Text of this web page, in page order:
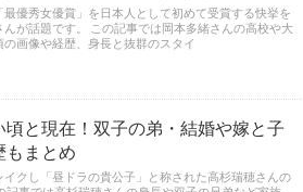
最優秀女優賞」を日本人として初めて受賞する快挙を
んが話題です。 この記事では岡本多緒さんの高校や大
画像や経歴、身長と抜群のスタイ
頃と現在！双子の弟・結婚や嫁と子
もまとめ
イクし「昼ドラの貴公子」と称された高杉瑞穂さんの